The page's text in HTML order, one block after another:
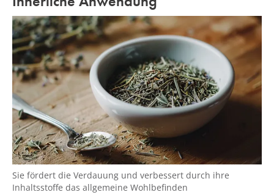
Sie fördert die Verdauung und verbessert durch ihre
Inhaltsstoffe das allgemeine Wohlbefinden